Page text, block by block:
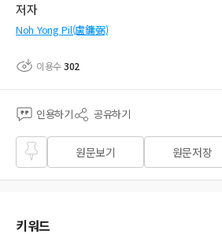
저자
Noh Yong Pil(盧鏞弼)
이용수302
인용하기 공유하기
즐겨
찾기
원문보기 원문저장
키워드